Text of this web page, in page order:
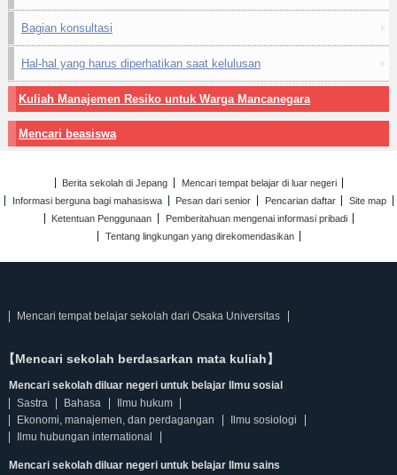
Bagian konsultasi
Hal-hal yang harus diperhatikan saat kelulusan
Kuliah Manajemen Resiko untuk Warga Mancanegara
Mencari beasiswa
Berita sekolah di Jepang
Mencari tempat belajar di luar negeri
Informasi berguna bagi mahasiswa
Pesan dari senior Pencarian daftar
Site map
Ketentuan Penggunaan
Pemberitahuan mengenai informasi pribadi
Tentang lingkungan yang direkomendasikan
Mencari tempat belajar sekolah dari Osaka Universitas
【Mencari sekolah berdasarkan mata kuliah】
Mencari sekolah diluar negeri untuk belajar Ilmu sosial
Sastra
Bahasa
Ilmu hukum
Ekonomi, manajemen, dan perdagangan
Ilmu sosiologi
Ilmu hubungan international
Mencari sekolah diluar negeri untuk belajar Ilmu sains